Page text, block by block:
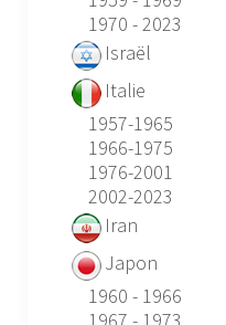
1970 - 2023
Israël
Italie
1957-1965
1966-1975
1976-2001
2002-2023
Iran
Japon
1960 - 1966
1967 - 1973